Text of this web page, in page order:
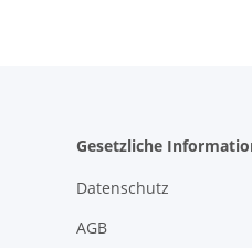
Gesetzliche
Datenschutz
AGB